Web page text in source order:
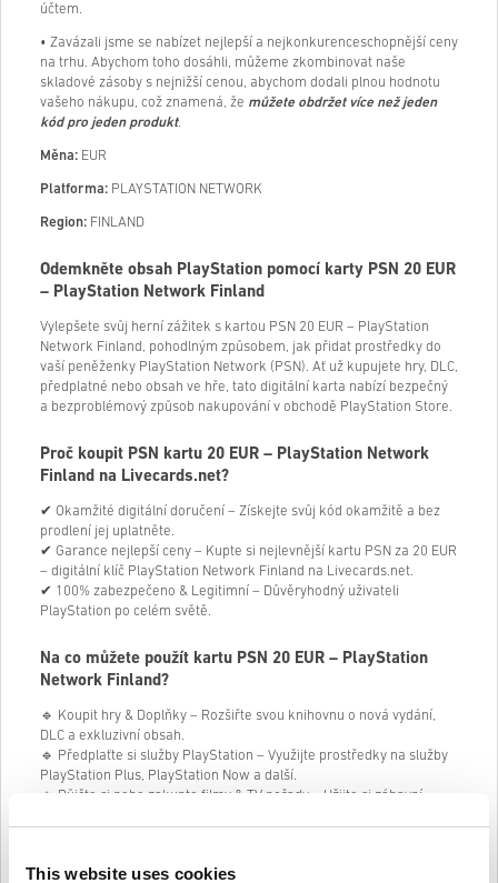
This website uses cookies
účtem.
• Zavázali jsme se nabízet nejlepší a nejkonkurenceschopnější ceny
na trhu. Abychom toho dosáhli, můžeme zkombinovat naše
skladové zásoby s nejnižší cenou, abychom dodali plnou hodnotu
vašeho nákupu, což znamená, že můžete obdržet více než jeden
kód pro jeden produkt.
Měna: EUR
Platforma: PLAYSTATION NETWORK
Region: FINLAND
Odemkněte obsah PlayStation pomocí karty PSN 20 EUR
– PlayStation Network Finland
Vylepšete svůj herní zážitek s kartou PSN 20 EUR – PlayStation
Network Finland, pohodlným způsobem, jak přidat prostředky do
vaší peněženky PlayStation Network (PSN). Ať už kupujete hry, DLC,
předplatné nebo obsah ve hře, tato digitální karta nabízí bezpečný
a bezproblémový způsob nakupování v obchodě PlayStation Store.
Proč koupit PSN kartu 20 EUR – PlayStation Network
Finland na Livecards.net?
✔ Okamžité digitální doručení – Získejte svůj kód okamžitě a bez
prodlení jej uplatněte.
✔ Garance nejlepší ceny – Kupte si nejlevnější kartu PSN za 20 EUR
– digitální klíč PlayStation Network Finland na Livecards.net.
✔ 100% zabezpečeno & Legitimní – Důvěryhodný uživateli
PlayStation po celém světě.
Na co můžete použít kartu PSN 20 EUR – PlayStation
Network Finland?
🔹 Koupit hry & Doplňky – Rozšiřte svou knihovnu o nová vydání,
DLC a exkluzivní obsah.
🔹 Předplaťte si služby PlayStation – Využijte prostředky na služby
PlayStation Plus, PlayStation Now a další.
🔹 Půjčte si nebo zakupte filmy & TV pořady – Užijte si zábavní